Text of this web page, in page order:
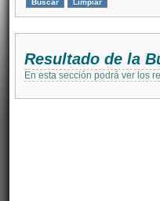
Resultado de la
En esta sección podrá ver los